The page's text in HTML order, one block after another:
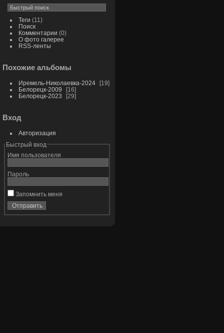
Теги (11)
Поиск
Комментарии (0)
О фото галерее
RSS-ленты
Похожие альбомы
Иремель-Николаевка-2024
19
Белорецк-2009
16
Белорецк-2023
29
Вход
Авторизация
Быстрый вход
Имя пользователя
Пароль
Запомнить меня